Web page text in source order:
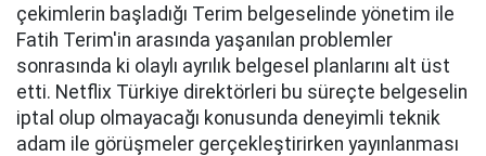
çekimlerin başladığı Terim belgeselinde yönetim ile
Fatih Terim'in arasında yaşanılan problemler
sonrasında ki olaylı ayrılık belgesel planlarını alt üst
etti. Netflix Türkiye direktörleri bu süreçte belgeselin
iptal olup olmayacağı konusunda deneyimli teknik
adam ile görüşmeler gerçekleştirirken yayınlanması